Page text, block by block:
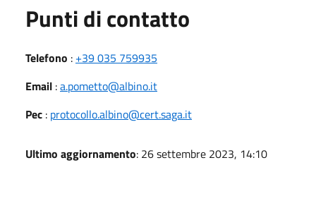
Punti di contatto
Telefono : +39 035 759935
Email :a.pometto@albino.it
Pec : protocollo.albino@cert.saga.it
Ultimo aggiornamento: 26 settembre 2023, 14:10